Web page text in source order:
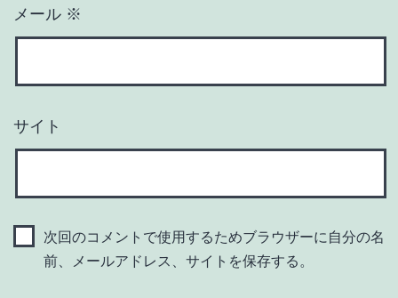
メール ※
サイト
次回のコメントで使用するためブラウザーに自分の名
前、メールアドレス、サイトを保存する。